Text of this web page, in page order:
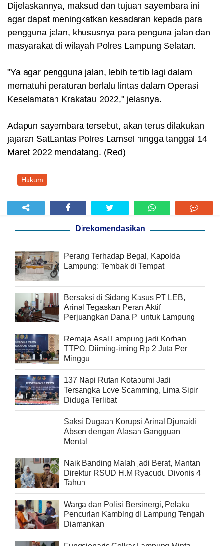
Dijelaskannya, maksud dan tujuan sayembara ini
agar dapat meningkatkan kesadaran kepada para
pengguna jalan, khususnya para penguna jalan dan
masyarakat di wilayah Polres Lampung Selatan.
"Ya agar pengguna jalan, lebih tertib lagi dalam
mematuhi peraturan berlalu lintas dalam Operasi
Keselamatan Krakatau 2022," jelasnya.
Adapun sayembara tersebut, akan terus dilakukan
jajaran SatLantas Polres Lamsel hingga tanggal 14
Maret 2022 mendatang. (Red)
Hukum
Direkomendasikan
Perang Terhadap Begal, Kapolda
Lampung: Tembak di Tempat
Bersaksi di Sidang Kasus PT LEB,
Arinal Tegaskan Peran Aktif
Perjuangkan Dana PI untuk Lampung
Remaja Asal Lampung jadi Korban
TTPO, Diiming-iming Rp 2 Juta Per
Minggu
137 Napi Rutan Kotabumi Jadi
Tersangka Love Scamming, Lima Sipir
Diduga Terlibat
Saksi Dugaan Korupsi Arinal Djunaidi
Absen dengan Alasan Gangguan
Mental
Naik Banding Malah jadi Berat, Mantan
Direktur RSUD H.M Ryacudu Divonis 4
Tahun
Warga dan Polisi Bersinergi, Pelaku
Pencurian Kambing di Lampung Tengah
Diamankan